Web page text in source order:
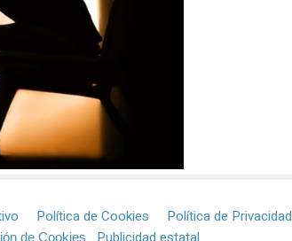
Política de Cookies Política de Privacidad
de Cookies